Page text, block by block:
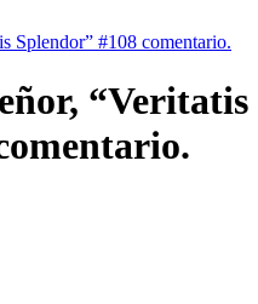
Splendor” #108 comentario.
“Veritatis